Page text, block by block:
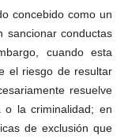
concebido como un
sancionar conductas
cuando esta
el riesgo de resultar
resuelve
o la criminalidad; en
de exclusión que